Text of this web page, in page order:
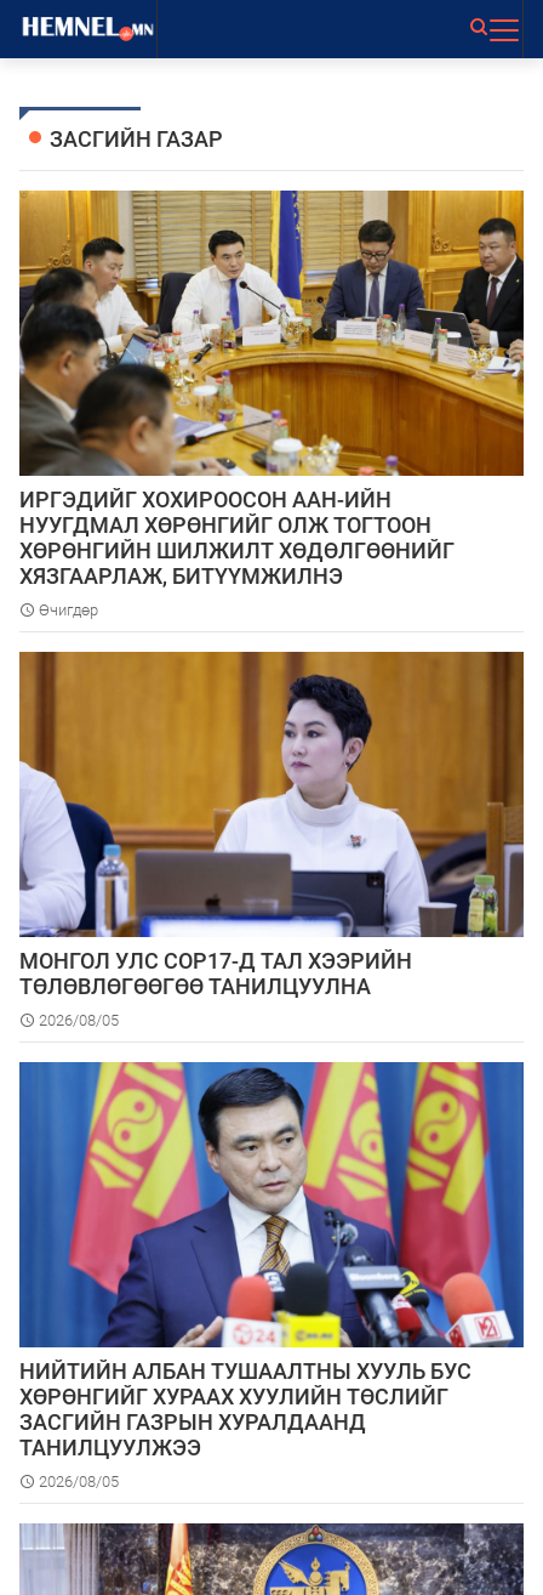
ЗАСГИЙН ГАЗАР
ИРГЭДИЙГ ХОХИРООСОН ААН-ИЙН
НУУГДМАЛ ХӨРӨНГИЙГ ОЛЖ ТОГТООН
ХӨРӨНГИЙН ШИЛЖИЛТ ХӨДӨЛГӨӨНИЙГ
ХЯЗГААРЛАЖ, БИТҮҮМЖИЛНЭ
Өчигдөр
МОНГОЛ УЛС COP17-Д ТАЛ ХЭЭРИЙН
ТӨЛӨВЛӨГӨӨГӨӨ ТАНИЛЦУУЛНА
2026/08/05
НИЙТИЙН АЛБАН ТУШААЛТНЫ ХУУЛЬ БУС
ХӨРӨНГИЙГ ХУРААХ ХУУЛИЙН ТӨСЛИЙГ
ЗАСГИЙН ГАЗРЫН ХУРАЛДААНД
ТАНИЛЦУУЛЖЭЭ
2026/08/05